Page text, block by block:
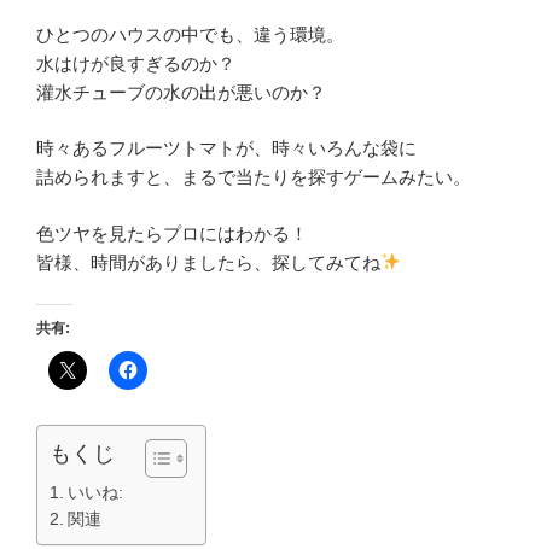
ひとつのハウスの中でも、違う環境。
水はけが良すぎるのか？
灌水チューブの水の出が悪いのか？
時々あるフルーツトマトが、時々いろんな袋に
詰められますと、まるで当たりを探すゲームみたい。
色ツヤを見たらプロにはわかる！
皆様、時間がありましたら、探してみてね
共有:
もくじ
いいね:
関連